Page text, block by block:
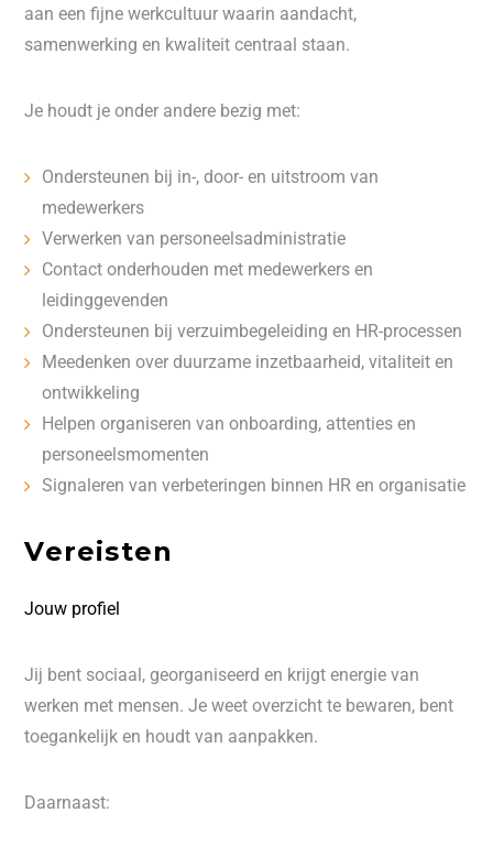
aan een fijne werkcultuur waarin aandacht,
samenwerking en kwaliteit centraal staan.
Je houdt je onder andere bezig met:
Ondersteunen bij in-, door- en uitstroom van
medewerkers
Verwerken van personeelsadministratie
Contact onderhouden met medewerkers en
leidinggevenden
Ondersteunen bij verzuimbegeleiding en HR-processen
Meedenken over duurzame inzetbaarheid, vitaliteit en
ontwikkeling
Helpen organiseren van onboarding, attenties en
personeelsmomenten
Signaleren van verbeteringen binnen HR en organisatie
Vereisten
Jouw profiel
Jij bent sociaal, georganiseerd en krijgt energie van
werken met mensen. Je weet overzicht te bewaren, bent
toegankelijk en houdt van aanpakken.
Daarnaast: